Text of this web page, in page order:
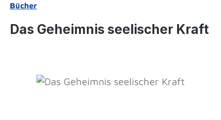
Bücher
Das Geheimnis seelischer Kraft
Bildergalerie überspringen